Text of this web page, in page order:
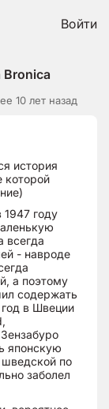
Войти
Bronica
10 лет назад
история
которой
1947 году
всегда
- навроде
а поэтому
содержать
в Швеции
японскую
по
заболел